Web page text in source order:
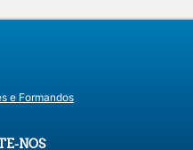
e Formandos
NOS